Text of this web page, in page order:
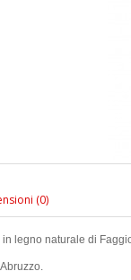
(0)
legno naturale di